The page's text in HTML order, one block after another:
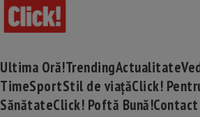
Ultima Oră!TrendingActualitate
TimeSportStil de viațăClick!
SănătateClick! Poftă Bună!Contact